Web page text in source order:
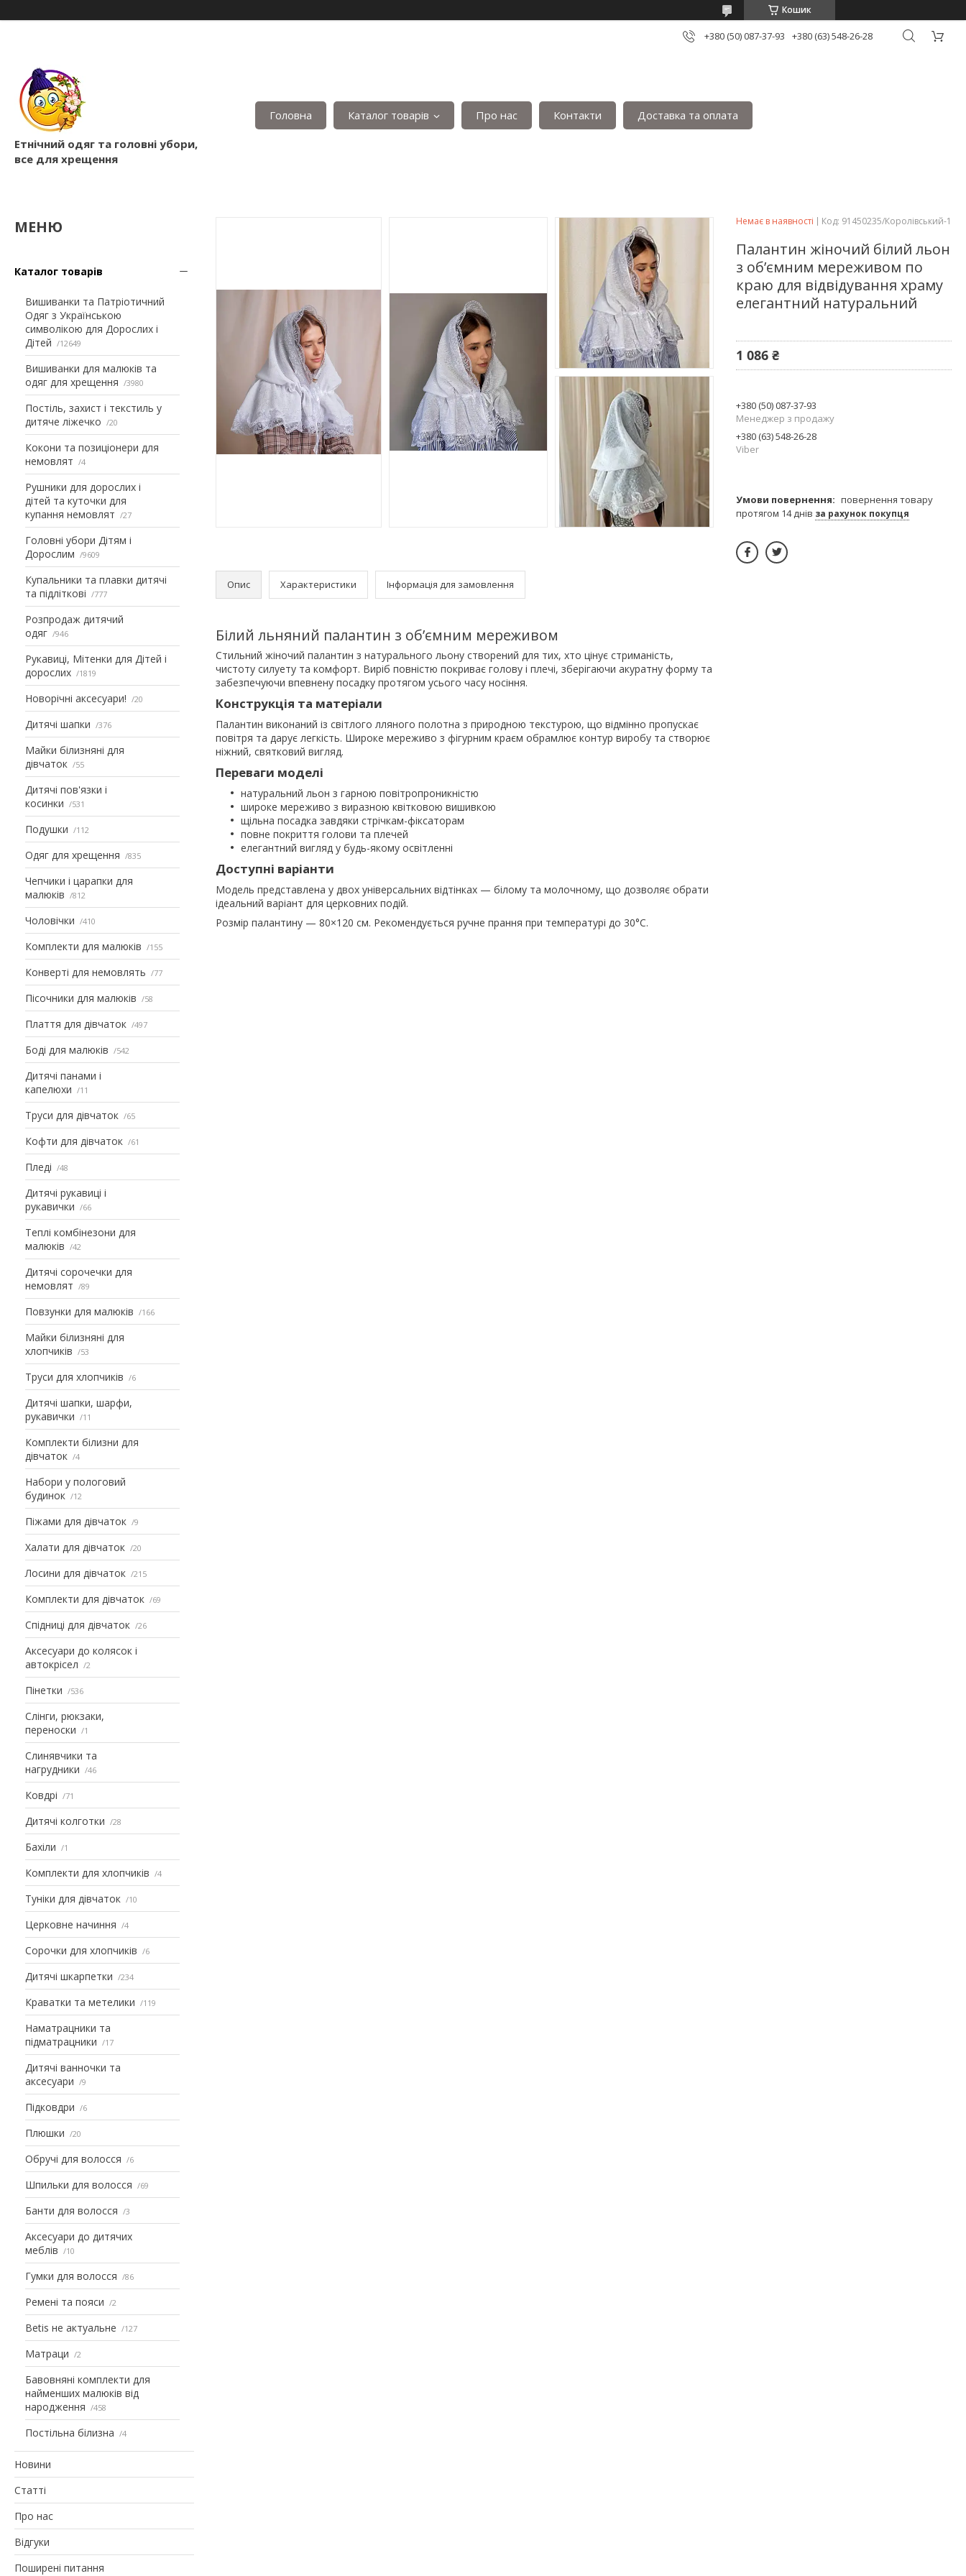
Кошик
+380 (50) 087-37-93 +380 (63) 548-26-28
Етнічний одяг та головні убори,
все для хрещення
Головна Каталог товарів Про нас Контакти Доставка та оплата
Каталог товарів
Вишиванки та Патріотичний
Одяг з Українською
символікою для Дорослих і
Дітей
12649
Вишиванки для малюків та
одяг для хрещення
3980
Постіль, захист і текстиль у
дитяче ліжечко
20
Кокони та позиціонери для
немовлят
4
Рушники для дорослих і
дітей та куточки для
купання немовлят
27
Головні убори Дітям і
Дорослим
9609
Купальники та плавки дитячі
та підліткові
777
Розпродаж дитячий
одяг
946
Рукавиці, Мітенки для Дітей і
дорослих
1819
Новорічні аксесуари! 20
Дитячі шапки 376
Майки білизняні для
дівчаток
55
Дитячі пов'язки і
косинки
531
Подушки 112
Одяг для хрещення 835
Чепчики і царапки для
малюків
812
Чоловічки 410
Комплекти для малюків 155
Конверті для немовлять 77
Пісочники для малюків 58
Плаття для дівчаток 497
Боді для малюків 542
Дитячі панами і
капелюхи
11
Труси для дівчаток 65
Кофти для дівчаток 61
Пледі 48
Дитячі рукавиці і
рукавички
66
Теплі комбінезони для
малюків
42
Дитячі сорочечки для
немовлят
89
Повзунки для малюків 166
Майки білизняні для
хлопчиків
53
Труси для хлопчиків 6
Дитячі шапки, шарфи,
рукавички
11
Комплекти білизни для
дівчаток
4
Набори у пологовий
будинок
12
Піжами для дівчаток 9
Халати для дівчаток 20
Лосини для дівчаток 215
Комплекти для дівчаток 69
Спідниці для дівчаток 26
Аксесуари до колясок і
автокрісел
2
Пінетки 536
Слінги, рюкзаки,
переноски
1
Слинявчики та
нагрудники
46
Ковдрі 71
Дитячі колготки 28
Бахіли 1
Комплекти для хлопчиків 4
Туніки для дівчаток 10
Церковне начиння 4
Сорочки для хлопчиків 6
Дитячі шкарпетки 234
Краватки та метелики 119
Наматрацники та
підматрацники
17
Дитячі ванночки та
аксесуари
9
Підковдри 6
Плюшки 20
Обручі для волосся 6
Шпильки для волосся 69
Банти для волосся 3
Аксесуари до дитячих
меблів
10
Гумки для волосся 86
Ремені та пояси 2
Betis не актуальне 127
Матраци 2
Бавовняні комплекти для
найменших малюків від
народження
458
Постільна білизна 4
Новини
Статті
Про нас
Відгуки
Поширені питання
Опис Характеристики Інформація для замовлення
Білий льняний палантин з об’ємним мереживом
Стильний жіночий палантин з натурального льону створений для тих, хто цінує стриманість,
чистоту силуету та комфорт. Виріб повністю покриває голову і плечі, зберігаючи акуратну форму та
забезпечуючи впевнену посадку протягом усього часу носіння.
Конструкція та матеріали
Палантин виконаний із світлого лляного полотна з природною текстурою, що відмінно пропускає
повітря та дарує легкість. Широке мереживо з фігурним краєм обрамлює контур виробу та створює
ніжний, святковий вигляд.
Переваги моделі
натуральний льон з гарною повітропроникністю
широке мереживо з виразною квітковою вишивкою
щільна посадка завдяки стрічкам-фіксаторам
повне покриття голови та плечей
елегантний вигляд у будь-якому освітленні
Доступні варіанти
Модель представлена у двох універсальних відтінках — білому та молочному, що дозволяє обрати
ідеальний варіант для церковних подій.
Розмір палантину — 80×120 см. Рекомендується ручне прання при температурі до 30°C.
Немає в наявності Код: 91450235/Королівський-1
Палантин жіночий білий льон
з об’ємним мереживом по
краю для відвідування храму
елегантний натуральний
1 086 ₴
+380 (50) 087-37-93
Менеджер з продажу
+380 (63) 548-26-28
Viber
повернення товару
протягом 14 днів за рахунок покупця